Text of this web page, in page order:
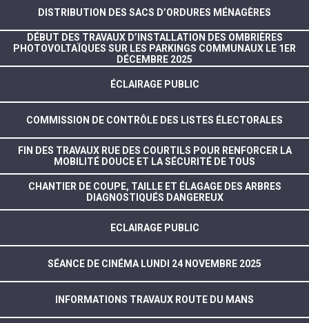
DISTRIBUTION DES SACS D’ORDURES MÉNAGÈRES
DÉBUT DES TRAVAUX D’INSTALLATION DES OMBRIÈRES
PHOTOVOLTAÏQUES SUR LES PARKINGS COMMUNAUX LE 1ER
DÉCEMBRE 2025
ÉCLAIRAGE PUBLIC
COMMISSION DE CONTRÔLE DES LISTES ÉLECTORALES
FIN DES TRAVAUX RUE DES COURTILS POUR RENFORCER LA
MOBILITÉ DOUCE ET LA SÉCURITÉ DE TOUS
CHANTIER DE COUPE, TAILLE ET ÉLAGAGE DES ARBRES
DIAGNOSTIQUÉS DANGEREUX
ECLAIRAGE PUBLIC
SÉANCE DE CINÉMA LUNDI 24 NOVEMBRE 2025
INFORMATIONS TRAVAUX ROUTE DU MANS